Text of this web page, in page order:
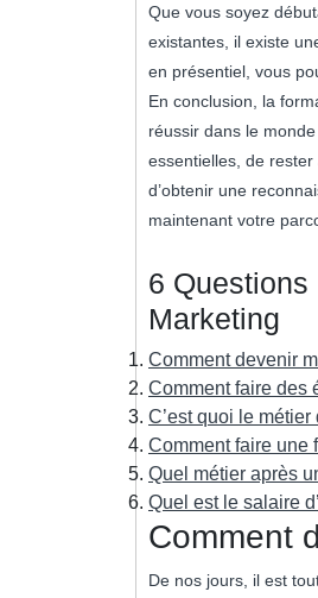
Que vous soyez
existantes, il existe
en présentiel, vous
En conclusion, la
réussir dans le
essentielles, de
d’obtenir une
maintenant votre
6
Marketing
Comment devenir
Comment faire des
C’est quoi le
Comment faire une
Quel métier après
Quel est le salaire
Comment
De nos jours, il est